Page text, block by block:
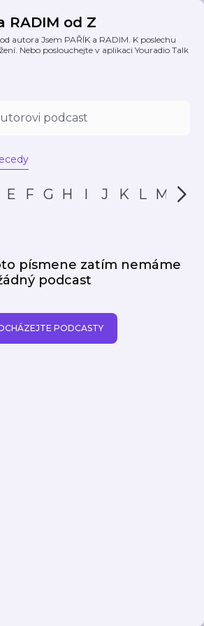
RADIM od Z
autora Jsem PAŘÍK a RADIM. K poslechu
Nebo poslouchejte v aplikaci Youradio Talk
E F G H I J K L M N
písmene zatím nemáme
podcast
PODCASTY